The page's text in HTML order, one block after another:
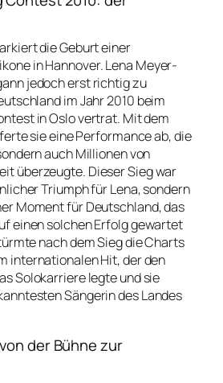
die Geburt einer
in Hannover. Lena Meyer-
jedoch erst richtig zu
im Jahr 2010 beim
in Oslo vertrat. Mit dem
sie eine Performance ab, die
auch Millionen von
überzeugte. Dieser Sieg war
Triumph für Lena, sondern
Moment für Deutschland, das
einen solchen Erfolg gewartet
nach dem Sieg die Charts
internationalen Hit, der den
Solokarriere legte und sie
Sängerin des Landes
der Bühne zur